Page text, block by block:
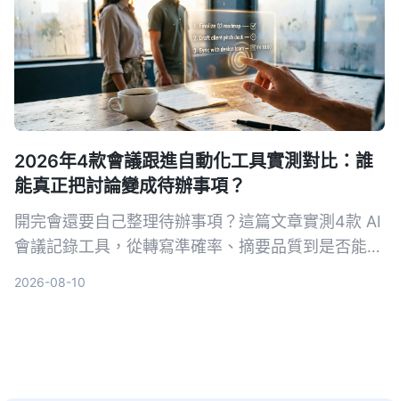
2026年4款會議跟進自動化工具實測對比：誰
能真正把討論變成待辦事項？
開完會還要自己整理待辦事項？這篇文章實測4款 AI
會議記錄工具，從轉寫準確率、摘要品質到是否能自
2026-08-10